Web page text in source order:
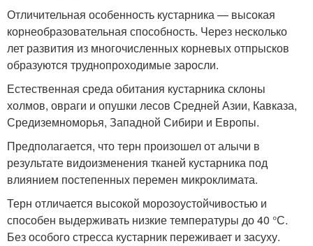
Отличительная особенность кустарника — высокая
корнеобразовательная способность. Через несколько
лет развития из многочисленных корневых отпрысков
образуются труднопроходимые заросли.
Естественная среда обитания кустарника склоны
холмов, овраги и опушки лесов Средней Азии, Кавказа,
Средиземноморья, Западной Сибири и Европы.
Предполагается, что терн произошел от алычи в
результате видоизменения тканей кустарника под
влиянием постепенных перемен микроклимата.
Терн отличается высокой морозоустойчивостью и
способен выдерживать низкие температуры до 40 °С.
Без особого стресса кустарник переживает и засуху.